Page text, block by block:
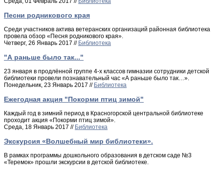
Песни родникового края
Среди участников актива ветеранских организаций районная библиотека
провела обзор «Песня родникового края».
Четверг, 26 Январь 2017 // Библиотека
"А раньше было так..."
23 января в продлённой группе 4-х классов гимназии сотрудники детской
библиотеки провели познавательный час «А раньше было так…».
Понедельник, 23 Январь 2017 // Библиотека
Ежегодная акция "Покорми птиц зимой"
Каждый год в зимний период в Красногорской центральной библиотеке
проходит акция «Покорми птиц зимой».
Среда, 18 Январь 2017 // Библиотека
Экскурсия «Волшебный мир библиотеки».
В рамках программы дошкольного образования в детском саде №3
«Теремок» прошли экскурсии в детской библиотеке.